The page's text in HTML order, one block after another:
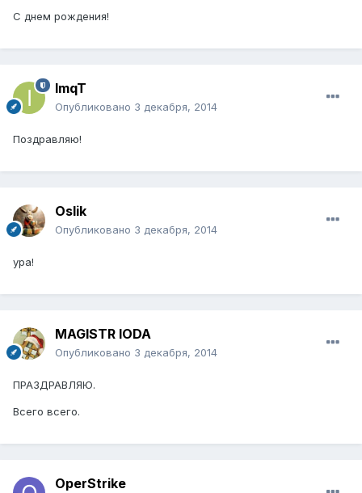
С днем рождения!
ImqT
Опубликовано 3 декабря, 2014
Поздравляю!
Oslik
Опубликовано 3 декабря, 2014
ура!
MAGISTR IODA
Опубликовано 3 декабря, 2014
ПРАЗДРАВЛЯЮ.
Всего всего.
OperStrike